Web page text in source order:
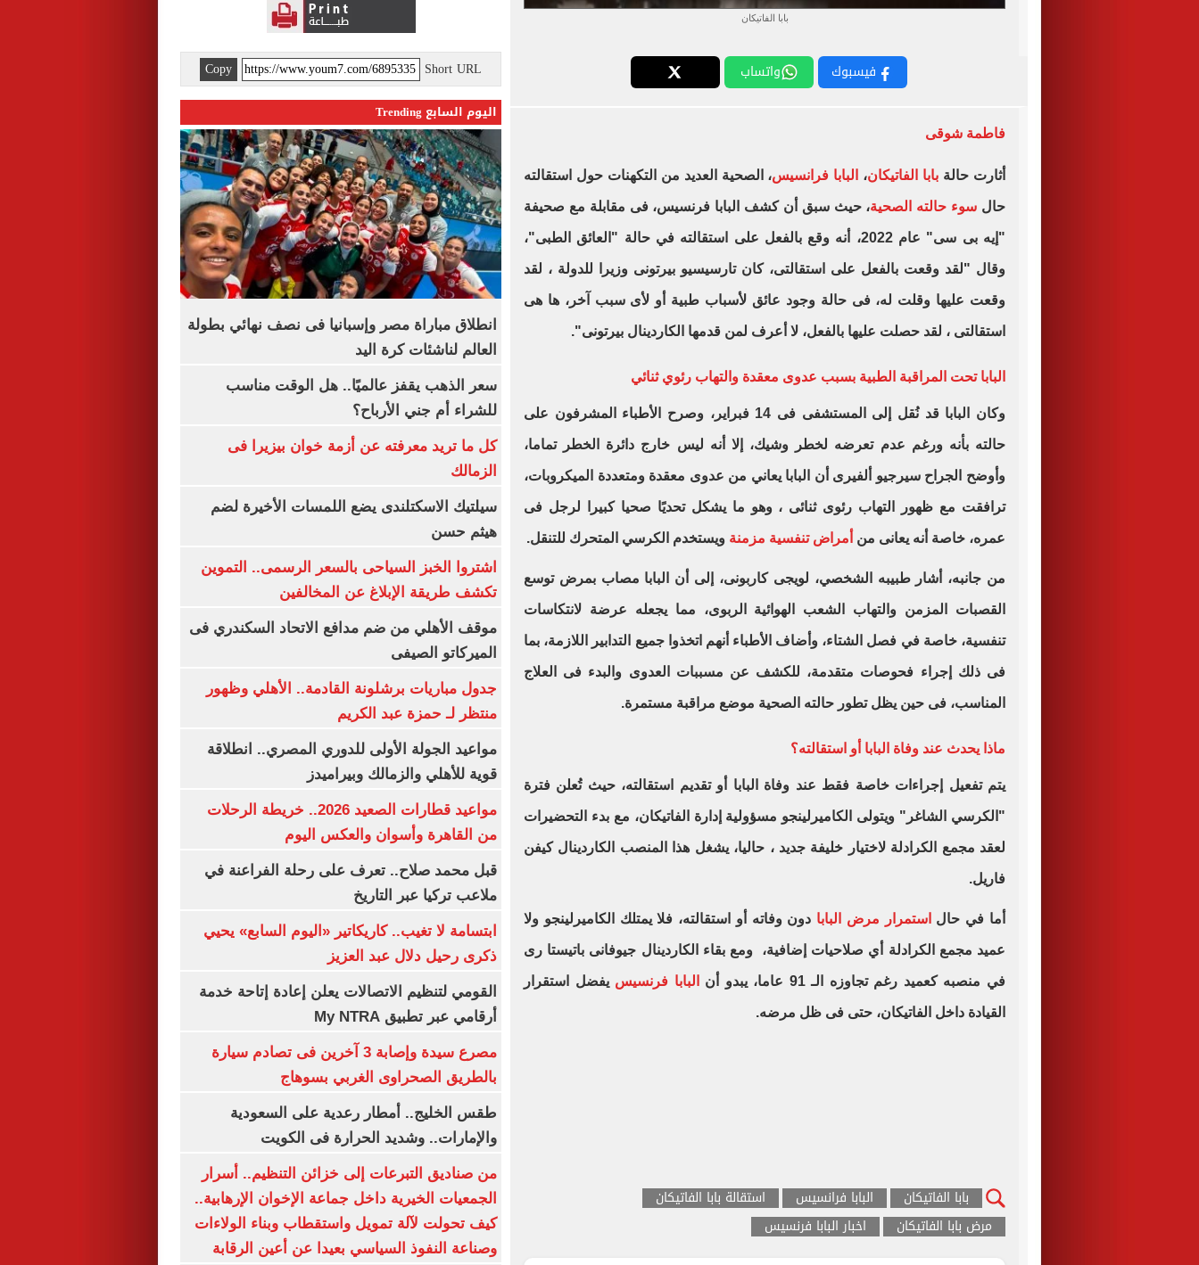
بابا الفاتيكان
فيسبوك واتساب
فاطمة شوقى
أثارت حالة بابا الفاتيكان، البابا فرانسيس، الصحية العديد من التكهنات حول استقالته
حال سوء حالته الصحية، حيث سبق أن كشف البابا فرنسيس، فى مقابلة مع صحيفة
"إيه بى سى" عام 2022، أنه وقع بالفعل على استقالته في حالة "العائق الطبى"،
وقال "لقد وقعت بالفعل على استقالتى، كان تارسيسيو بيرتونى وزيرا للدولة ، لقد
وقعت عليها وقلت له، فى حالة وجود عائق لأسباب طبية أو لأى سبب آخر، ها هى
استقالتى ، لقد حصلت عليها بالفعل، لا أعرف لمن قدمها الكاردينال بيرتونى".
البابا تحت المراقبة الطبية بسبب عدوى معقدة والتهاب رئوي ثنائي
وكان البابا قد نُقل إلى المستشفى فى 14 فبراير، وصرح الأطباء المشرفون على
حالته بأنه ورغم عدم تعرضه لخطر وشيك، إلا أنه ليس خارج دائرة الخطر تماما،
وأوضح الجراح سيرجيو ألفيرى أن البابا يعاني من عدوى معقدة ومتعددة الميكروبات،
ترافقت مع ظهور التهاب رئوى ثنائى ، وهو ما يشكل تحديًا صحيا كبيرا لرجل فى
عمره، خاصة أنه يعانى من أمراض تنفسية مزمنة ويستخدم الكرسي المتحرك للتنقل.
من جانبه، أشار طبيبه الشخصي، لويجى كاربونى، إلى أن البابا مصاب بمرض توسع
القصبات المزمن والتهاب الشعب الهوائية الربوى، مما يجعله عرضة لانتكاسات
تنفسية، خاصة في فصل الشتاء، وأضاف الأطباء أنهم اتخذوا جميع التدابير اللازمة، بما
فى ذلك إجراء فحوصات متقدمة، للكشف عن مسببات العدوى والبدء فى العلاج
المناسب، فى حين يظل تطور حالته الصحية موضع مراقبة مستمرة.
ماذا يحدث عند وفاة البابا أو استقالته؟
يتم تفعيل إجراءات خاصة فقط عند وفاة البابا أو تقديم استقالته، حيث تُعلن فترة
"الكرسي الشاغر" ويتولى الكاميرلينجو مسؤولية إدارة الفاتيكان، مع بدء التحضيرات
لعقد مجمع الكرادلة لاختيار خليفة جديد ، حاليا، يشغل هذا المنصب الكاردينال كيفن
فاريل.
أما في حال استمرار مرض البابا دون وفاته أو استقالته، فلا يمتلك الكاميرلينجو ولا
عميد مجمع الكرادلة أي صلاحيات إضافية، ومع بقاء الكاردينال جيوفانى باتيستا رى
في منصبه كعميد رغم تجاوزه الـ 91 عاما، يبدو أن البابا فرنسيس يفضل استقرار
القيادة داخل الفاتيكان، حتى فى ظل مرضه.
بابا الفاتيكان البابا فرانسيس
استقالة بابا الفاتيكان
مرض بابا الفاتيكان
اخبار البابا فرنسيس
Short URL
Copy
اليوم السابع Trending
انطلاق مباراة مصر وإسبانيا فى نصف نهائي بطولة
العالم لناشئات كرة اليد
سعر الذهب يقفز عالميًا.. هل الوقت مناسب
للشراء أم جني الأرباح؟
كل ما تريد معرفته عن أزمة خوان بيزيرا فى
الزمالك
سيلتيك الاسكتلندى يضع اللمسات الأخيرة لضم
هيثم حسن
اشتروا الخبز السياحى بالسعر الرسمى.. التموين
تكشف طريقة الإبلاغ عن المخالفين
موقف الأهلي من ضم مدافع الاتحاد السكندري فى
الميركاتو الصيفى
جدول مباريات برشلونة القادمة.. الأهلي وظهور
منتظر لـ حمزة عبد الكريم
مواعيد الجولة الأولى للدوري المصري.. انطلاقة
قوية للأهلي والزمالك وبيراميدز
مواعيد قطارات الصعيد 2026.. خريطة الرحلات
من القاهرة وأسوان والعكس اليوم
قبل محمد صلاح.. تعرف على رحلة الفراعنة في
ملاعب تركيا عبر التاريخ
ابتسامة لا تغيب.. كاريكاتير «اليوم السابع» يحيي
ذكرى رحيل دلال عبد العزيز
القومي لتنظيم الاتصالات يعلن إعادة إتاحة خدمة
أرقامي عبر تطبيق My NTRA
مصرع سيدة وإصابة 3 آخرين فى تصادم سيارة
بالطريق الصحراوى الغربي بسوهاج
طقس الخليج.. أمطار رعدية على السعودية
والإمارات.. وشديد الحرارة فى الكويت
من صناديق التبرعات إلى خزائن التنظيم.. أسرار
الجمعيات الخيرية داخل جماعة الإخوان الإرهابية..
كيف تحولت لآلة تمويل واستقطاب وبناء الولاءات
وصناعة النفوذ السياسي بعيدا عن أعين الرقابة